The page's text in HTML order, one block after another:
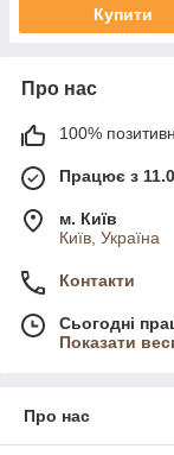
Купити
Про нас
100%
Працює з
м. Київ
Київ, Україна
Контакти
Сьогодні
Показати
Про нас